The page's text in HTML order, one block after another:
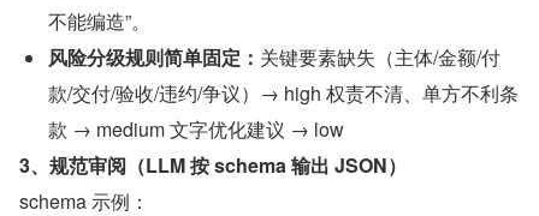
不能编造”。
风险分级规则简单固定： 关键要素缺失（主体/金额/付
款/交付/验收/违约/争议）→ high 权责不清、单方不利条
款 → medium 文字优化建议 → low
3、规范审阅（LLM 按 schema 输出 JSON）
schema 示例：